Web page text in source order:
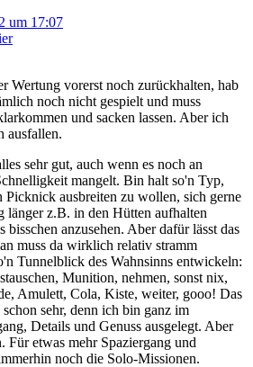
um 17:07
Wertung vorerst noch zurückhalten, hab
noch nicht gespielt und muss
und sacken lassen. Aber ich
ausfallen.
sehr gut, auch wenn es noch an
mangelt. Bin halt so'n Typ,
Picknick ausbreiten zu wollen, sich gerne
länger z.B. in den Hütten aufhalten
bisschen anzusehen. Aber dafür lässt das
muss da wirklich relativ stramm
Tunnelblick des Wahnsinns entwickeln:
Munition, nehmen, sonst nix,
Amulett, Cola, Kiste, weiter, gooo! Das
sehr, denn ich bin ganz im
Details und Genuss ausgelegt. Aber
Für etwas mehr Spaziergang und
noch die Solo-Missionen.